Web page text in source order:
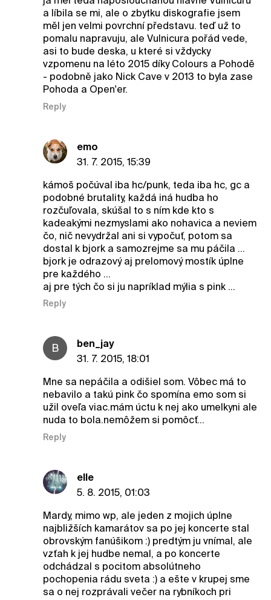
a líbila se mi, ale o zbytku diskografie jsem
měl jen velmi povrchní představu. teď už to
pomalu napravuju, ale Vulnicura pořád vede,
asi to bude deska, u které si vždycky
vzpomenu na léto 2015 díky Colours a Pohodě
- podobně jako Nick Cave v 2013 to byla zase
Pohoda a Open'er.
Reply
emo
31. 7. 2015, 15:39
kámoš počúval iba hc/punk, teda iba hc, gc a
podobné brutality, každá iná hudba ho
rozčuľovala, skúšal to s ním kde kto s
kadeakými nezmyslami ako nohavica a neviem
čo, nič nevydržal ani si vypočuť, potom sa
dostal k bjork a samozrejme sa mu páčila ...
bjork je odrazový aj prelomový mostík úplne
pre každého ...
aj pre tých čo si ju napríklad mýlia s pink ...
Reply
B
ben_jay
31. 7. 2015, 18:01
Mne sa nepáčila a odišiel som. Vôbec má to
nebavilo a takú pink čo spomína emo som si
užil oveľa viac.mám úctu k nej ako umelkyni ale
nuda to bola.nemôžem si pomôcť...
Reply
elle
5. 8. 2015, 01:03
Mardy, mimo wp, ale jeden z mojich úplne
najbližších kamarátov sa po jej koncerte stal
obrovským fanúšikom :) predtým ju vnímal, ale
vzťah k jej hudbe nemal, a po koncerte
odchádzal s pocitom absolútneho
pochopenia rádu sveta :) a ešte v krupej sme
sa o nej rozprávali večer na rybníkoch pri